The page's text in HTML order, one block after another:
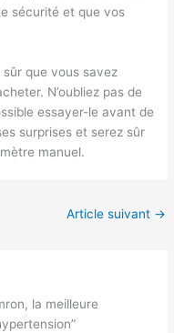
sécurité et que vos
que vous savez
N’oubliez pas de
essayer-le avant de
surprises et serez sûr
manuel.
Article suivant →
la meilleure